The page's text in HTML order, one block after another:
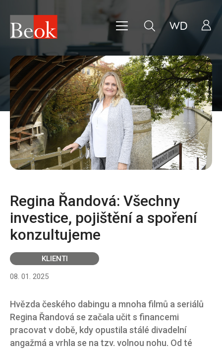
Bankovní produkty
Broker Consulting
Bydlení
Finanční plán
Klienti
Příležitost
Reality
Renta
Spoření & Investice
Regina Řandová: Všechny
investice, pojištění a spoření
konzultujeme
KLIENTI
08. 01. 2025
Hvězda českého dabingu a mnoha filmů a seriálů
Regina Řandová se začala učit s financemi
pracovat v době, kdy opustila stálé divadelní
angažmá a vrhla se na tzv. volnou nohu. Od té